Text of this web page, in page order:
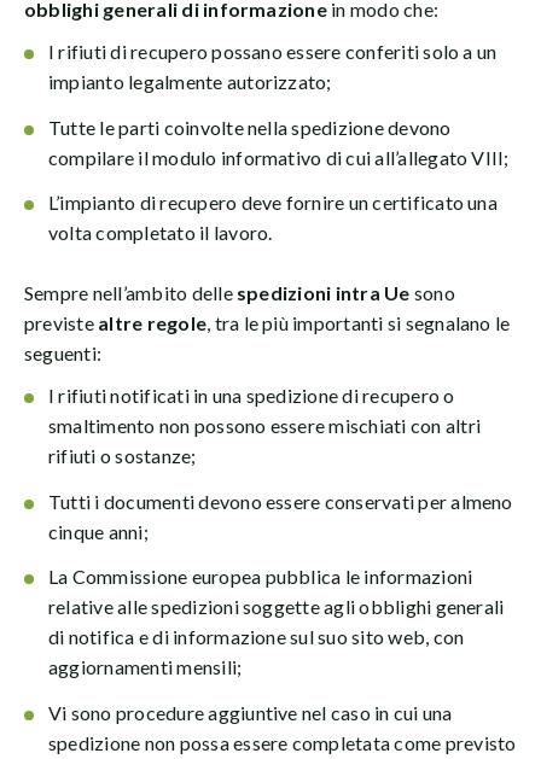
obblighi generali di informazionein modo che:
I rifiuti di recupero possano essere conferiti solo a un
impianto legalmente autorizzato;
Tutte le parti coinvolte nella spedizione devono
compilare il modulo informativo di cui all’allegato VIII;
L’impianto di recupero deve fornire un certificato una
volta completato il lavoro.
Sempre nell’ambito delle spedizioni intra Ue sono
previste altre regole, tra le più importanti si segnalano le
seguenti:
I rifiuti notificati in una spedizione di recupero o
smaltimento non possono essere mischiati con altri
rifiuti o sostanze;
Tutti i documenti devono essere conservati per almeno
cinque anni;
La Commissione europea pubblica le informazioni
relative alle spedizioni soggette agli obblighi generali
di notifica e di informazione sul suo sito web, con
aggiornamenti mensili;
Vi sono procedure aggiuntive nel caso in cui una
spedizione non possa essere completata come previsto